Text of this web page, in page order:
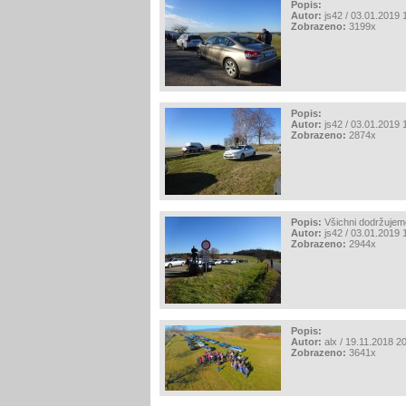
Popis:
Autor: js42 / 03.01.2019
Zobrazeno: 3199x
Popis:
Autor: js42 / 03.01.2019
Zobrazeno: 2874x
Popis: Všichni
Autor: js42 / 03.01.2019
Zobrazeno: 2944x
Popis:
Autor: alx / 19.11.2018
Zobrazeno: 3641x